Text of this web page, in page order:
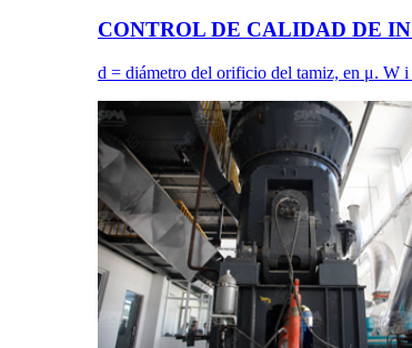
CONTROL DE CALIDAD DE
d = diámetro del orificio del tamiz, en μ. W i